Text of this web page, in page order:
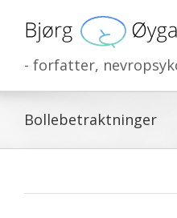
content
- forfatter,
Bollebetraktninger